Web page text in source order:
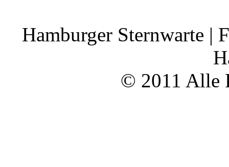
Hamburger Sternwarte |
© 2011 Alle